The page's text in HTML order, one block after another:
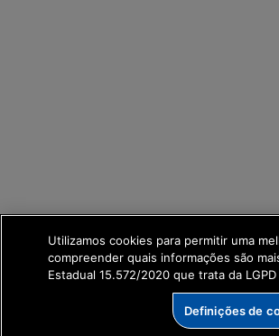
Utilizamos cookies para permitir uma
compreender quais informações são
Estadual 15.572/2020 que trata da
Definições de